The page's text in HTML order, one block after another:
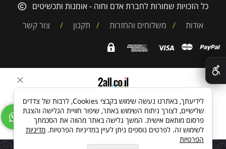
כל הזכויות שמורות לחברת אדם וחוה - אומנות ותכשיטים
אודות
/ משלוחים והחזרות / תקנון / צור קשר
✕
לידיעתך, באתרנו נעשה שימוש בקבצי Cookies, לרבות של צדדים
שלישיים, לצורך ניתוח השימוש באתר, שיפור חוויית הגלישה והצגת
פרסום מותאם אישית. המשך גלישה באתר מהווה את הסכמתך
לשימוש זה. לפרטים נוספים ניתן לעיין במדיניות הפרטיות. מדיניות
הפרטיות